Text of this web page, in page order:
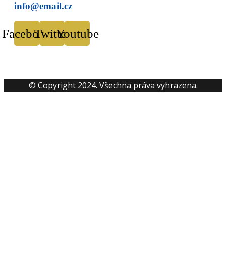
info@email.cz
FacebookTwitterYoutube
© Copyright 2024. Všechna práva vyhrazena.